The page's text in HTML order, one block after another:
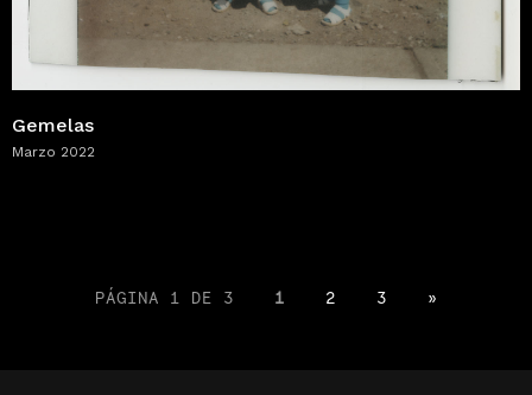
Gemelas
Marzo 2022
PÁGINA 1 DE 3 1 2 3 »